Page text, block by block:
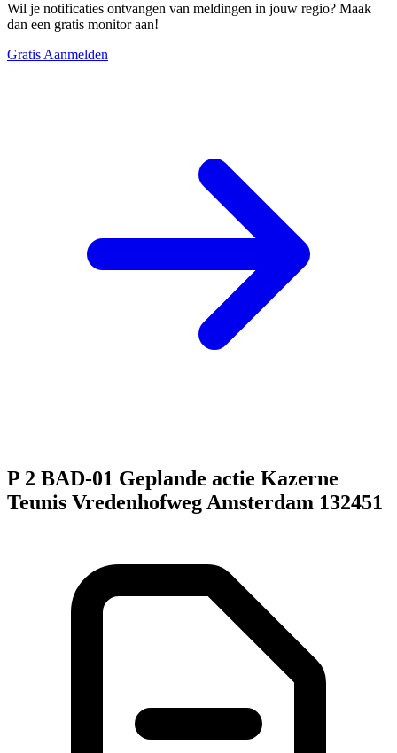
Wil je notificaties ontvangen van meldingen in jouw regio? Maak
dan een gratis monitor aan!
Gratis Aanmelden
P 2 BAD-01 Geplande actie Kazerne
Teunis Vredenhofweg Amsterdam 132451